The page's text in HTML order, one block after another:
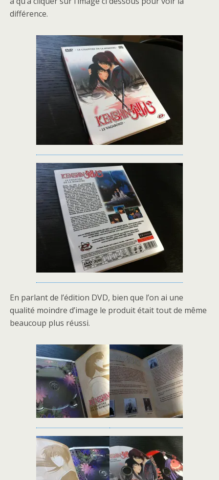
différence.
En parlant de l’édition DVD, bien que l’on ai une
qualité moindre d’image le produit était tout de même
beaucoup plus réussi.